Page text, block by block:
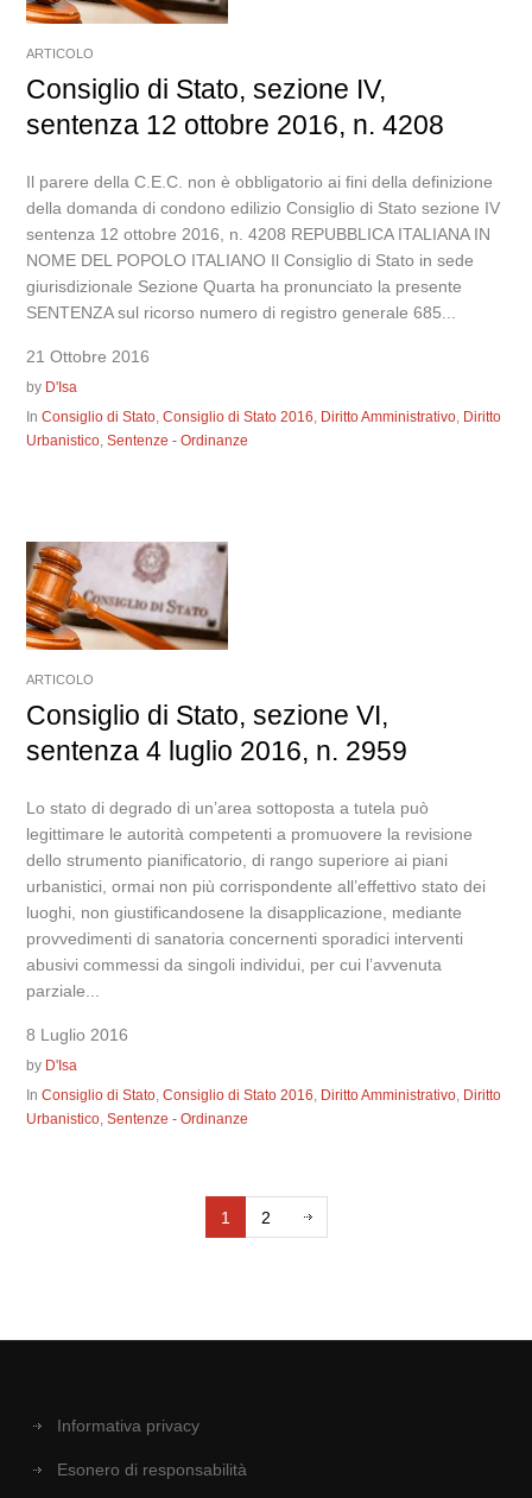
ARTICOLO
Consiglio di Stato, sezione IV,
sentenza 12 ottobre 2016, n. 4208
Il parere della C.E.C. non è obbligatorio ai fini della definizione
della domanda di condono edilizio Consiglio di Stato sezione IV
sentenza 12 ottobre 2016, n. 4208 REPUBBLICA ITALIANA IN
NOME DEL POPOLO ITALIANO Il Consiglio di Stato in sede
giurisdizionale Sezione Quarta ha pronunciato la presente
SENTENZA sul ricorso numero di registro generale 685...
21 Ottobre 2016
by D'Isa
InConsiglio di Stato,Consiglio di Stato 2016, Diritto Amministrativo, Diritto
Urbanistico,Sentenze - Ordinanze
ARTICOLO
Consiglio di Stato, sezione VI,
sentenza 4 luglio 2016, n. 2959
Lo stato di degrado di un’area sottoposta a tutela può
legittimare le autorità competenti a promuovere la revisione
dello strumento pianificatorio, di rango superiore ai piani
urbanistici, ormai non più corrispondente all’effettivo stato dei
luoghi, non giustificandosene la disapplicazione, mediante
provvedimenti di sanatoria concernenti sporadici interventi
abusivi commessi da singoli individui, per cui l’avvenuta
parziale...
8 Luglio 2016
by D'Isa
InConsiglio di Stato ,Consiglio di Stato 2016 Diritto Amministrativo Diritto
Urbanistico ,Sentenze - Ordinanze
1 2
Informativa privacy
Esonero di responsabilità